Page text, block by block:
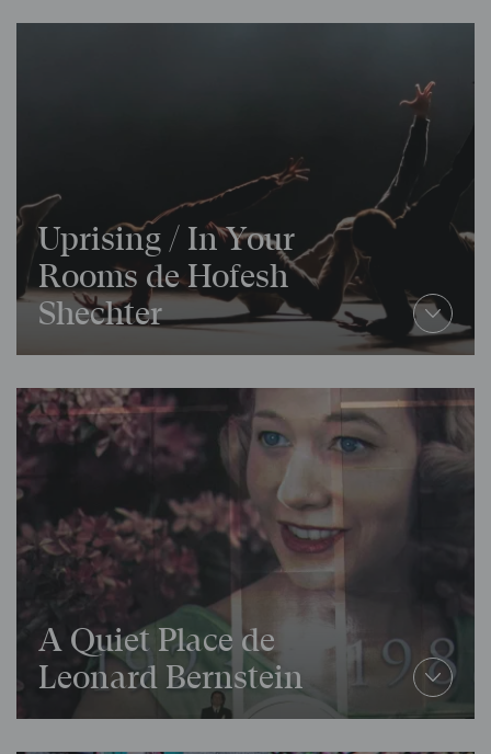
Uprising / In Your
Rooms de Hofesh
Shechter
A Quiet Place de
Leonard Bernstein